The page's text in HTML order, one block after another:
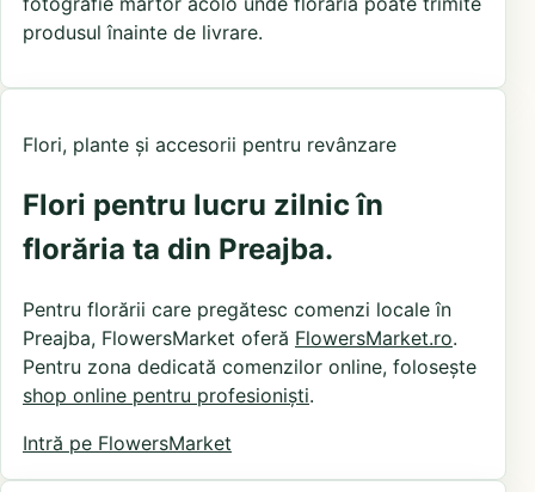
produsul înainte de livrare.
Flori, plante și accesorii pentru revânzare
Flori pentru lucru zilnic în
florăria ta din Preajba.
Pentru florării care pregătesc comenzi locale în
Preajba, FlowersMarket oferă FlowersMarket.ro.
Pentru zona dedicată comenzilor online, folosește
shop online pentru profesioniști.
Intră pe FlowersMarket